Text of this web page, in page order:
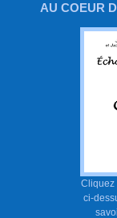
AU COEUR
Cliquez
ci-